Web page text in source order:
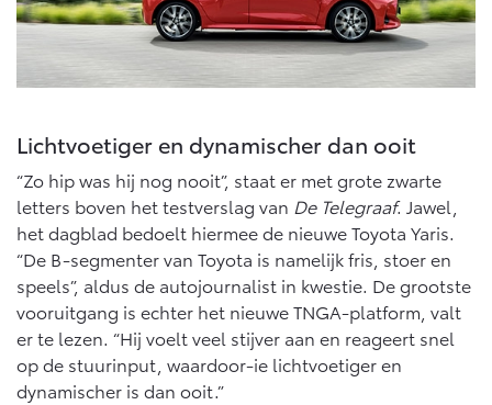
bZ4X
BATTERIJ-ELEKTRISCH
Vanaf € 39.995,-
bZ4X Touring
BATTERIJ-ELEKTRISCH
Vanaf € 48.995,-
Mirai
WATERSTOF-ELEKTRISCH
Proace City (excl. BTW)
OOK ALS BATTERIJ-
ELEKTRISCH
Multimedia
Connected check
Navigatie updates
Lichtvoetiger en dynamischer dan ooit
“Zo hip was hij nog nooit”, staat er met grote zwarte
letters boven het testverslag van De Telegraaf. Jawel,
het dagblad bedoelt hiermee de nieuwe Toyota Yaris.
“De B-segmenter van Toyota is namelijk fris, stoer en
speels”, aldus de autojournalist in kwestie. De grootste
vooruitgang is echter het nieuwe TNGA-platform, valt
er te lezen. “Hij voelt veel stijver aan en reageert snel
op de stuurinput, waardoor-ie lichtvoetiger en
dynamischer is dan ooit.”